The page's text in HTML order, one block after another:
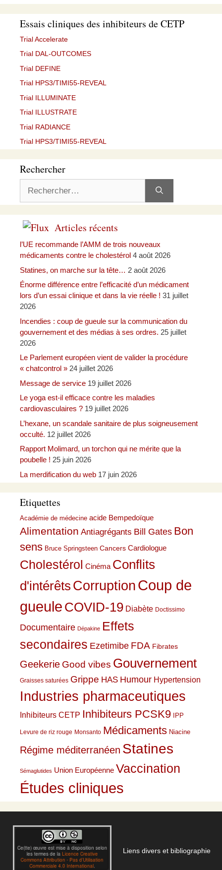
Essais cliniques des inhibiteurs de CETP
Trial Accelerate
Trial DAL-OUTCOMES
Trial DEFINE
Trial HPS3/TIMI55-REVEAL
Trial ILLUMINATE
Trial ILLUSTRATE
Trial RADIANCE
Trial HPS3/TIMI55-REVEAL
Rechercher
Articles récents
l’UE recommande l’AMM de trois nouveaux
médicaments contre le cholestérol 4 août 2026
Statines, on marche sur la tête… 2 août 2026
Énorme différence entre l’efficacité d’un médicament
lors d’un essai clinique et dans la vie réelle ! 31 juillet
2026
Incendies : coup de gueule sur la communication du
gouvernement et des médias à ses ordres. 25 juillet
2026
Le Parlement européen vient de valider la procédure
« chatcontrol » 24 juillet 2026
Message de service 19 juillet 2026
Le yoga est-il efficace contre les maladies
cardiovasculaires ? 19 juillet 2026
L’hexane, un scandale sanitaire de plus soigneusement
occulté. 12 juillet 2026
Rapport Molimard, un torchon qui ne mérite que la
poubelle ! 25 juin 2026
La merdification du web 17 juin 2026
Etiquettes
Académie de médecine acide Bempedoïque
Alimentation Antiagrégants Bill Gates Bon
sens Bruce Springsteen Cancers Cardiologue
Cholestérol Cinéma Conflits
d'intérêts CorruptionCoup de
gueule COVID-19 Diabète Doctissimo
Documentaire Dépakine Effets
secondaires Ezetimibe FDA Fibrates
Geekerie Good vibes Gouvernement
Graisses saturées Grippe HAS Humour Hypertension
Industries pharmaceutiques
Inhibiteurs CETP Inhibiteurs PCSK9 IPP
Levure de riz rouge Monsanto Médicaments Niacine
Régime méditerranéen Statines
Sémaglutides Union Européenne Vaccination
Études cliniques
Liens divers et bibliographie